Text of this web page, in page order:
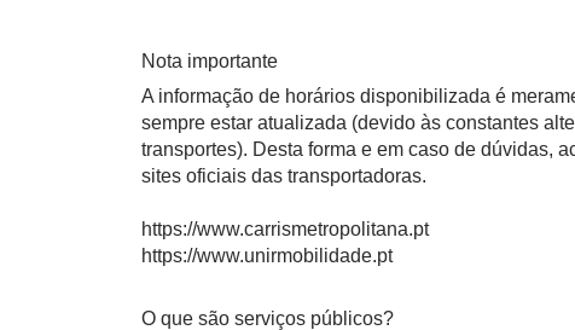
Nota importante
A informação de horários disponibilizada é
sempre estar atualizada (devido às constantes
transportes). Desta forma e em caso de dúvidas,
sites oficiais das transportadoras.
https://www.carrismetropolitana.pt
https://www.unirmobilidade.pt
O que são serviços públicos?